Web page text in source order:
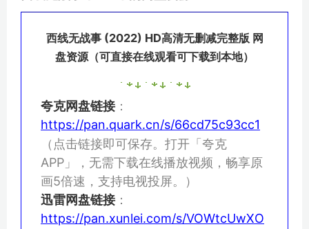
西线无战事 (2022) HD高清无删减完整版 网
盘资源（可直接在线观看可下载到本地）
夸克网盘链接：
https://pan.quark.cn/s/66cd75c93cc1
（点击链接即可保存。打开「夸克
APP」，无需下载在线播放视频，畅享原
画5倍速，支持电视投屏。）
迅雷网盘链接：
https://pan.xunlei.com/s/VOWtcUwXO